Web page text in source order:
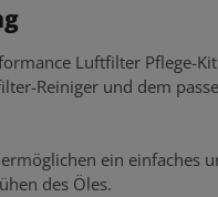
Luftfilter Pflege-
Reiniger und dem
ein einfaches
des Öles.